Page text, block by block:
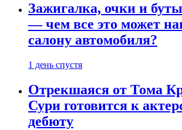
Зажигалка, очки и
— чем все это может
салону автомобиля?
1 день спустя
Отрекшаяся от Тома
Сури готовится к
дебюту